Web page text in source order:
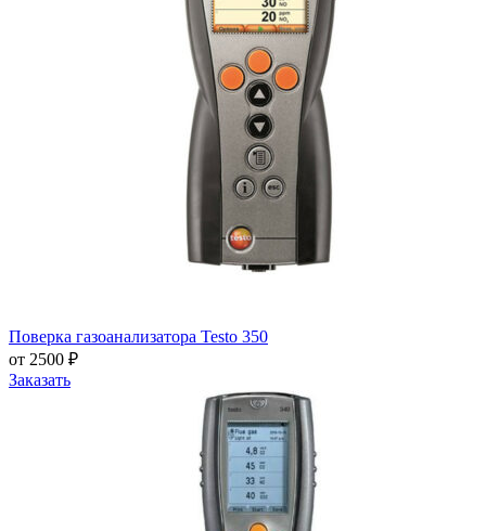
Поверка газоанализатора Testo 350
от 2500 ₽
Заказать